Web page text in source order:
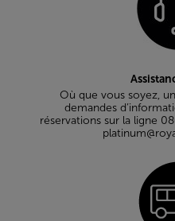
Où que vous soyez,
demandes
réservations sur la ligne